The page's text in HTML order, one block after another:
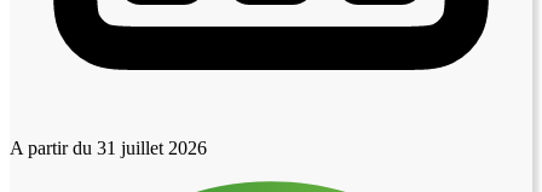
A partir du 31 juillet 2026